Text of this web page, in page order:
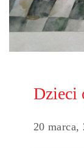
Dzieci
20 marca,